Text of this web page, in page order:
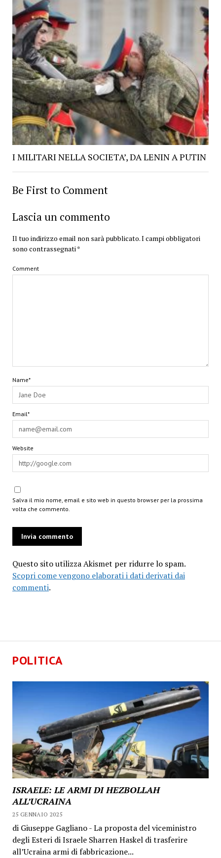
POLITICA
ISRAELE: LE ARMI DI HEZBOLLAH
ALL’UCRAINA
25 GENNAIO 2025
di Giuseppe Gagliano - La proposta del viceministro
degli Esteri di Israele Sharren Haskel di trasferire
all’Ucraina armi di fabbricazione...
I MILITARI NELLA SOCIETA’, DA LENIN A PUTIN
Be First to Comment
Lascia un commento
Il tuo indirizzo email non sarà pubblicato.I campi obbligatori
sono contrassegnati*
Comment
Name*
Email*
Website
Salva il mio nome, email e sito web in questo browser per la prossima
volta che commento.
Questo sito utilizza Akismet per ridurre lo spam.
Scopri come vengono elaborati i dati derivati dai
commenti.